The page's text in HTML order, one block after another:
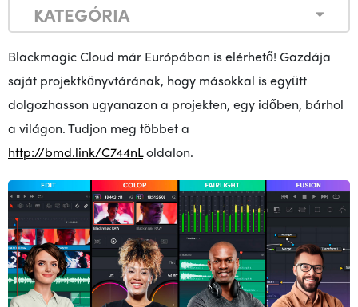
KATEGÓRIA
Blackmagic Cloud már Európában is elérhető! Gazdája
saját projektkönyvtárának, hogy másokkal is együtt
dolgozhasson ugyanazon a projekten, egy időben, bárhol
a világon. Tudjon meg többet a
http://bmd.link/C744nLoldalon.